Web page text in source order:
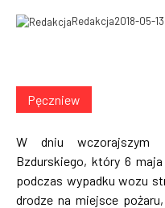
Redakcja2018-05-13
Pęczniew
W dniu wczorajszym
Bzdurskiego, który 6
podczas wypadku wozu
drodze na miejsce